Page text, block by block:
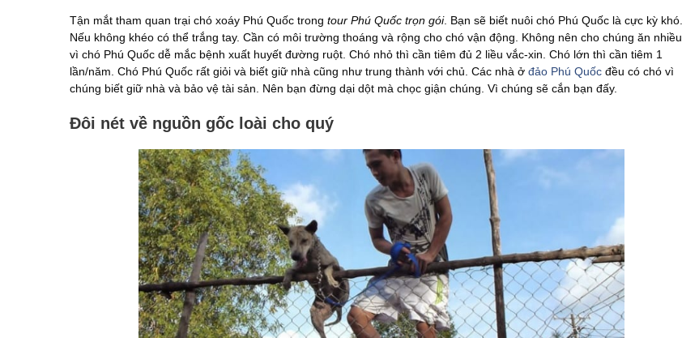
Tận mắt tham quan trại chó xoáy Phú Quốc trong tour Phú Quốc trọn gói. Bạn sẽ biết nuôi chó Phú Quốc là cực kỳ khó.
Nếu không khéo có thể trắng tay. Cần có môi trường thoáng và rộng cho chó vận động. Không nên cho chúng ăn nhiều
vì chó Phú Quốc dễ mắc bệnh xuất huyết đường ruột. Chó nhỏ thì cần tiêm đủ 2 liều vắc-xin. Chó lớn thì cần tiêm 1
lần/năm. Chó Phú Quốc rất giỏi và biết giữ nhà cũng như trung thành với chủ. Các nhà ở đảo Phú Quốc đều có chó vì
chúng biết giữ nhà và bảo vệ tài sản. Nên bạn đừng dại dột mà chọc giận chúng. Vì chúng sẽ cắn bạn đấy.
Đôi nét về nguồn gốc loài cho quý